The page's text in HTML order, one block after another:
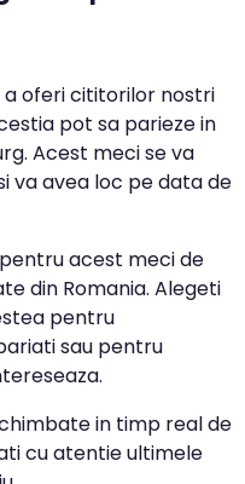
oferi cititorilor nostri
pot sa parieze in
Acest meci se va
va avea loc pe data de
acest meci de
din Romania. Alegeti
pentru
sau pentru
in timp real de
cu atentie ultimele